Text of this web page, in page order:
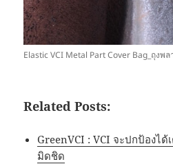
Elastic VCI Metal Part Cover Bag_ถุง
Related Posts:
GreenVCI : VCI จะปกป้องไ
มิดชิด